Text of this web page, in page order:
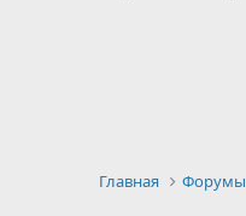
Главная Форумы